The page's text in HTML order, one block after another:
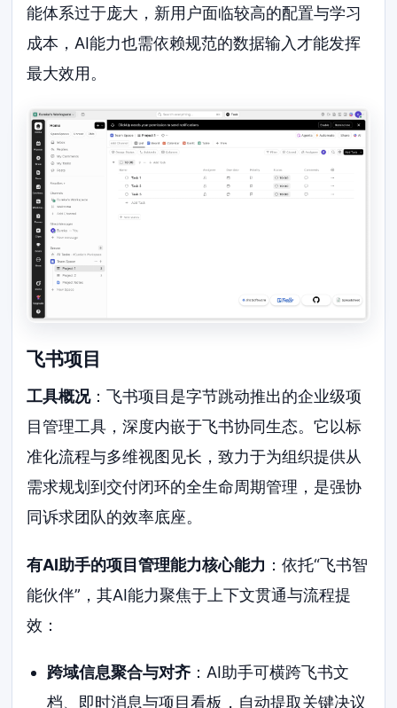
能体系过于庞大，新用户面临较高的配置与学习
成本，AI能力也需依赖规范的数据输入才能发挥
最大效用。
飞书项目
工具概况：飞书项目是字节跳动推出的企业级项
目管理工具，深度内嵌于飞书协同生态。它以标
准化流程与多维视图见长，致力于为组织提供从
需求规划到交付闭环的全生命周期管理，是强协
同诉求团队的效率底座。
有AI助手的项目管理能力核心能力 ：依托“飞书智
能伙伴”，其AI能力聚焦于上下文贯通与流程提
效：
跨域信息聚合与对齐：AI助手可横跨飞书文
档、即时消息与项目看板，自动提取关键决议